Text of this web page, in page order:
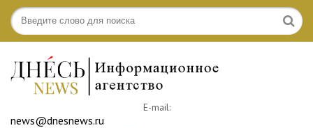
E-mail:
news@dnesnews.ru